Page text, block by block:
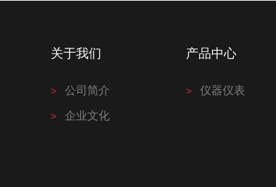
关于我们
公司简介
企业文化
产品中心
仪器仪表